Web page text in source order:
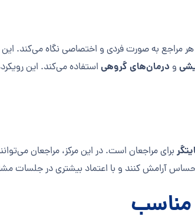
هر مراجع به صورت فردی و اختصاصی نگاه می‌کند. این
و درمان‌های گروهی استفاده می‌کند. این
برای مراجعان است. در این مرکز، مراجعان
آرامش کنند و با اعتماد بیشتری در جلسات